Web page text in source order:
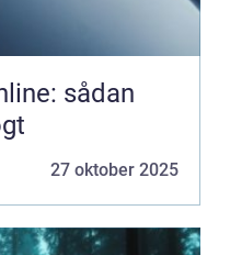
sådan
27 oktober 2025